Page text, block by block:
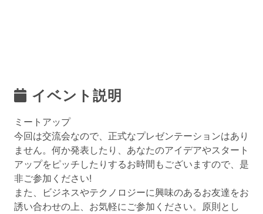
イベント説明
ミートアップ
今回は交流会なので、正式なプレゼンテーションはあり
ません。何か発表したり、あなたのアイデアやスタート
アップをピッチしたりするお時間もございますので、是
非ご参加ください!
また、ビジネスやテクノロジーに興味のあるお友達をお
誘い合わせの上、お気軽にご参加ください。原則とし